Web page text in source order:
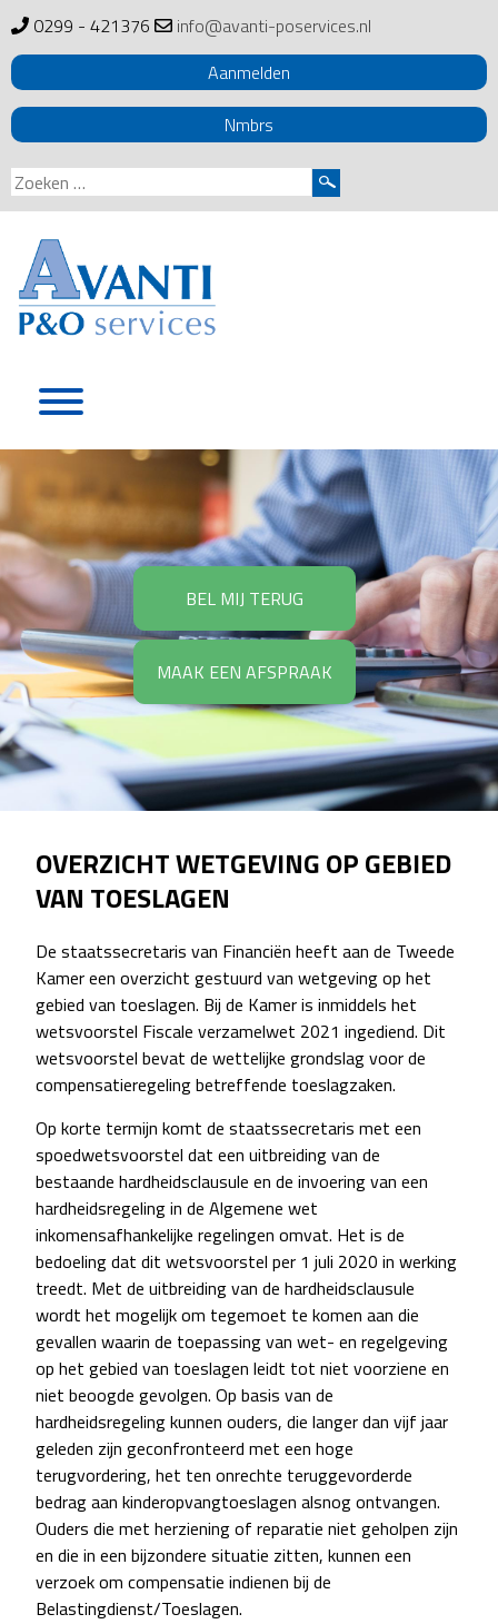
0299 - 421376
info@avanti-poservices.nl
Aanmelden
Nmbrs
Zoeken
naar:
BEL MIJ TERUG
MAAK EEN AFSPRAAK
OVERZICHT WETGEVING OP GEBIED
VAN TOESLAGEN
De staatssecretaris van Financiën heeft aan de Tweede
Kamer een overzicht gestuurd van wetgeving op het
gebied van toeslagen. Bij de Kamer is inmiddels het
wetsvoorstel Fiscale verzamelwet 2021 ingediend. Dit
wetsvoorstel bevat de wettelijke grondslag voor de
compensatieregeling betreffende toeslagzaken.
Op korte termijn komt de staatssecretaris met een
spoedwetsvoorstel dat een uitbreiding van de
bestaande hardheidsclausule en de invoering van een
hardheidsregeling in de Algemene wet
inkomensafhankelijke regelingen omvat. Het is de
bedoeling dat dit wetsvoorstel per 1 juli 2020 in werking
treedt. Met de uitbreiding van de hardheidsclausule
wordt het mogelijk om tegemoet te komen aan die
gevallen waarin de toepassing van wet- en regelgeving
op het gebied van toeslagen leidt tot niet voorziene en
niet beoogde gevolgen. Op basis van de
hardheidsregeling kunnen ouders, die langer dan vijf jaar
geleden zijn geconfronteerd met een hoge
terugvordering, het ten onrechte teruggevorderde
bedrag aan kinderopvangtoeslagen alsnog ontvangen.
Ouders die met herziening of reparatie niet geholpen zijn
en die in een bijzondere situatie zitten, kunnen een
verzoek om compensatie indienen bij de
Belastingdienst/Toeslagen.